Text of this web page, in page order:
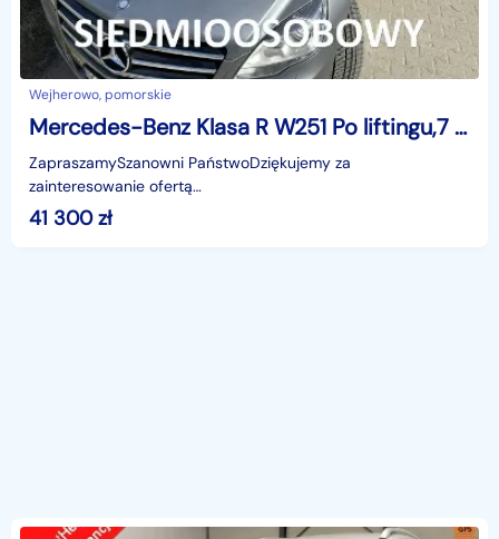
Wejherowo, pomorskie
Mercedes-Benz Klasa R W251 Po liftingu,7 miejsc,skóry,nawigacja,szyberdach,elektr. klapa,ksenon
ZapraszamySzanowni PaństwoDziękujemy za
zainteresowanie ofertą
AutazEuropejskichSalonow.pl.czynne:pn-pt 9-18.sob 10-15.
Parkuje w Wejherowo,ul. Orzeszkowej 10,
41 300zł